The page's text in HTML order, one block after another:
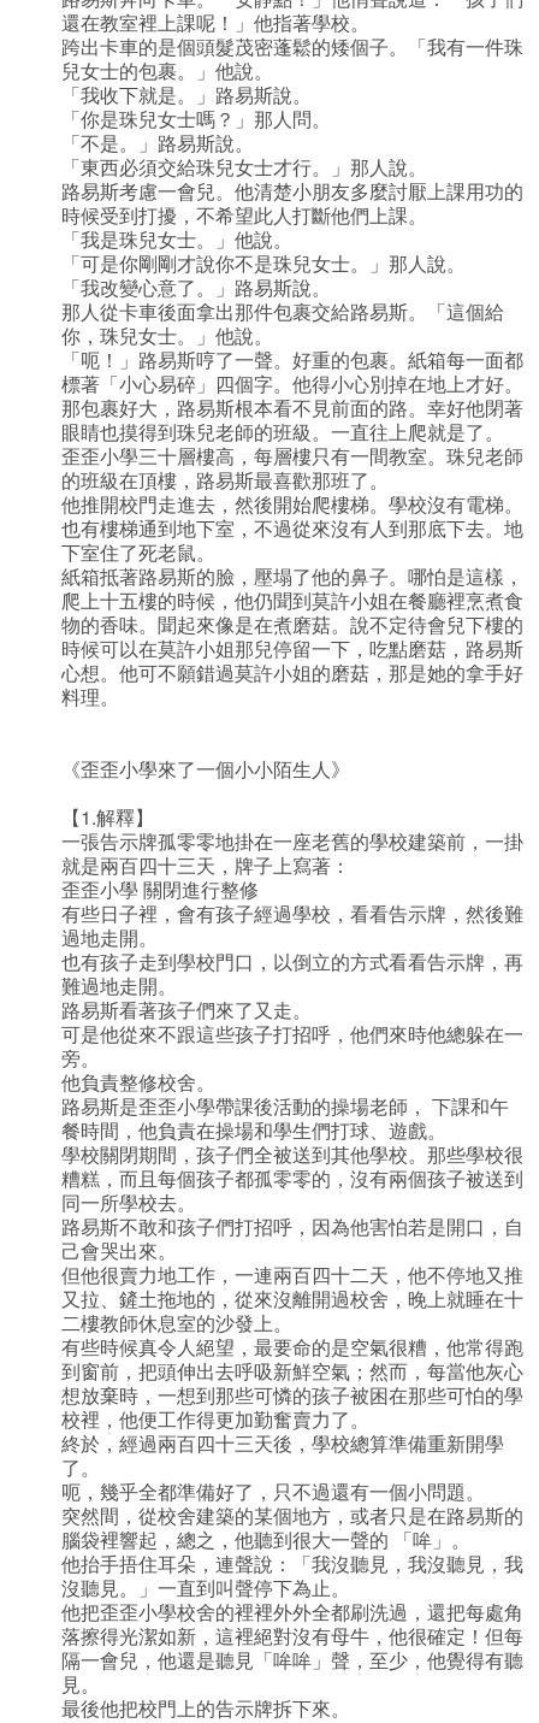
還在教室裡上課呢！」他指著學校。
跨出卡車的是個頭髮茂密蓬鬆的矮個子。「我有一件珠
兒女士的包裹。」他說。
「我收下就是。」路易斯說。
「你是珠兒女士嗎？」那人問。
「不是。」路易斯說。
「東西必須交給珠兒女士才行。」那人說。
路易斯考慮一會兒。他清楚小朋友多麼討厭上課用功的
時候受到打擾，不希望此人打斷他們上課。
「我是珠兒女士。」他說。
「可是你剛剛才說你不是珠兒女士。」那人說。
「我改變心意了。」路易斯說。
那人從卡車後面拿出那件包裹交給路易斯。「這個給
你，珠兒女士。」他說。
「呃！」路易斯哼了一聲。好重的包裹。紙箱每一面都
標著「小心易碎」四個字。他得小心別掉在地上才好。
那包裹好大，路易斯根本看不見前面的路。幸好他閉著
眼睛也摸得到珠兒老師的班級。一直往上爬就是了。
歪歪小學三十層樓高，每層樓只有一間教室。珠兒老師
的班級在頂樓，路易斯最喜歡那班了。
他推開校門走進去，然後開始爬樓梯。學校沒有電梯。
也有樓梯通到地下室，不過從來沒有人到那底下去。地
下室住了死老鼠。
紙箱抵著路易斯的臉，壓塌了他的鼻子。哪怕是這樣，
爬上十五樓的時候，他仍聞到莫許小姐在餐廳裡烹煮食
物的香味。聞起來像是在煮磨菇。說不定待會兒下樓的
時候可以在莫許小姐那兒停留一下，吃點磨菇，路易斯
心想。他可不願錯過莫許小姐的磨菇，那是她的拿手好
料理。
《歪歪小學來了一個小小陌生人》
【1.解釋】
一張告示牌孤零零地掛在一座老舊的學校建築前，一掛
就是兩百四十三天，牌子上寫著：
歪歪小學 關閉進行整修
有些日子裡，會有孩子經過學校，看看告示牌，然後難
過地走開。
也有孩子走到學校門口，以倒立的方式看看告示牌，再
難過地走開。
路易斯看著孩子們來了又走。
可是他從來不跟這些孩子打招呼，他們來時他總躲在一
旁。
他負責整修校舍。
路易斯是歪歪小學帶課後活動的操場老師， 下課和午
餐時間，他負責在操場和學生們打球、遊戲。
學校關閉期間，孩子們全被送到其他學校。那些學校很
糟糕，而且每個孩子都孤零零的，沒有兩個孩子被送到
同一所學校去。
路易斯不敢和孩子們打招呼，因為他害怕若是開口，自
己會哭出來。
但他很賣力地工作，一連兩百四十二天，他不停地又推
又拉、鏟土拖地的，從來沒離開過校舍，晚上就睡在十
二樓教師休息室的沙發上。
有些時候真令人絕望，最要命的是空氣很糟，他常得跑
到窗前，把頭伸出去呼吸新鮮空氣；然而，每當他灰心
想放棄時，一想到那些可憐的孩子被困在那些可怕的學
校裡，他便工作得更加勤奮賣力了。
終於，經過兩百四十三天後，學校總算準備重新開學
了。
呃，幾乎全都準備好了，只不過還有一個小問題。
突然間，從校舍建築的某個地方，或者只是在路易斯的
腦袋裡響起，總之，他聽到很大一聲的 「哞」。
他抬手捂住耳朵，連聲說：「我沒聽見，我沒聽見，我
沒聽見。」一直到叫聲停下為止。
他把歪歪小學校舍的裡裡外外全都刷洗過，還把每處角
落擦得光潔如新，這裡絕對沒有母牛，他很確定！但每
隔一會兒，他還是聽見「哞哞」聲，至少，他覺得有聽
見。
最後他把校門上的告示牌拆下來。